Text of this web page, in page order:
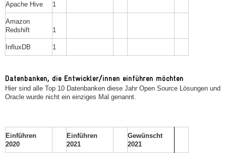
Apache Hive 1
Amazon
Redshift
1
InfluxDB 1
Datenbanken, die Entwickler/innen einführen möchten
Hier sind alle Top 10 Datenbanken diese Jahr Open Source Lösungen und
Oracle wurde nicht ein einziges Mal genannt.
Einführen
2020
Einführen
2021
Gewünscht
2021